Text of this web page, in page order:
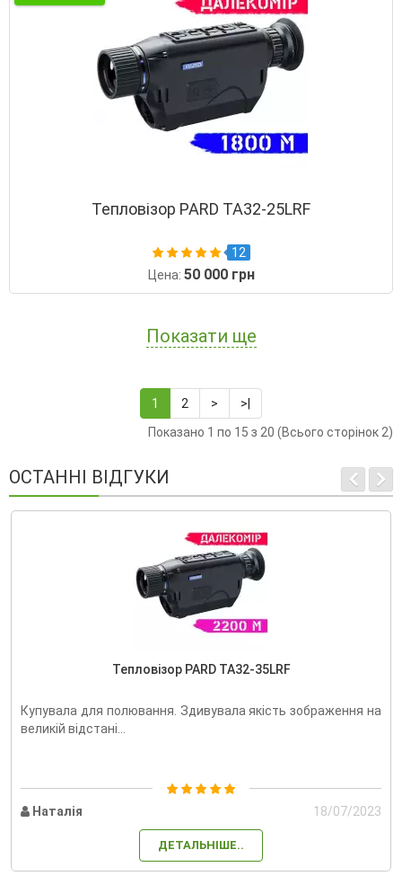
Тепловізор PARD TA32-25LRF
12
Цена: 50 000 грн
Показати ще
1 2 >
>|
Показано 1 по 15 з 20 (Всього сторінок 2)
ОСТАННІ ВІДГУКИ
Тепловізор PARD TA32-35LRF
Купувала для полювання. Здивувала якість зображення на
великій відстані...
Наталія 18/07/2023
ДЕТАЛЬНІШЕ..